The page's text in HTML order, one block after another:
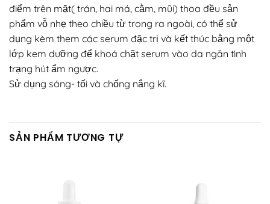
điểm trên mặt( trán, hai má, cằm, mũi) thoa đều sản
phẩm vỗ nhẹ theo chiều từ trong ra ngoài, có thể sử
dụng kèm them các serum đặc trị và kết thúc bằng một
lớp kem dưỡng để khoá chặt serum vào da ngăn tình
trạng hút ẩm ngược.
Sử dụng sáng- tối và chống nắng kĩ.
SẢN PHẨM TƯƠNG TỰ